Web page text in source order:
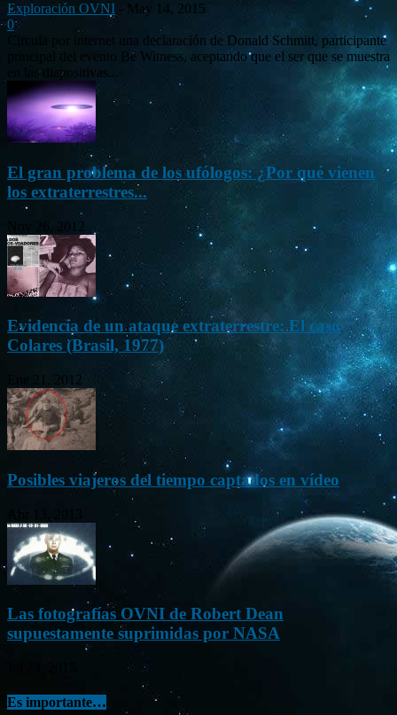
Exploración OVNI - May 14, 2015
0
Circula por internet una declaración de Donald Schmitt, participante
principal del evento Be Witness, aceptando que el ser que se muestra
en las diapositivas...
El gran problema de los ufólogos: ¿Por qué vienen
los extraterrestres...
Nov 26, 2012
Evidencia de un ataque extraterrestre: El caso
Colares (Brasil, 1977)
Ene 21, 2012
Posibles viajeros del tiempo captados en vídeo
Las fotografías OVNI de Robert Dean
supuestamente suprimidas por NASA
Es importante…